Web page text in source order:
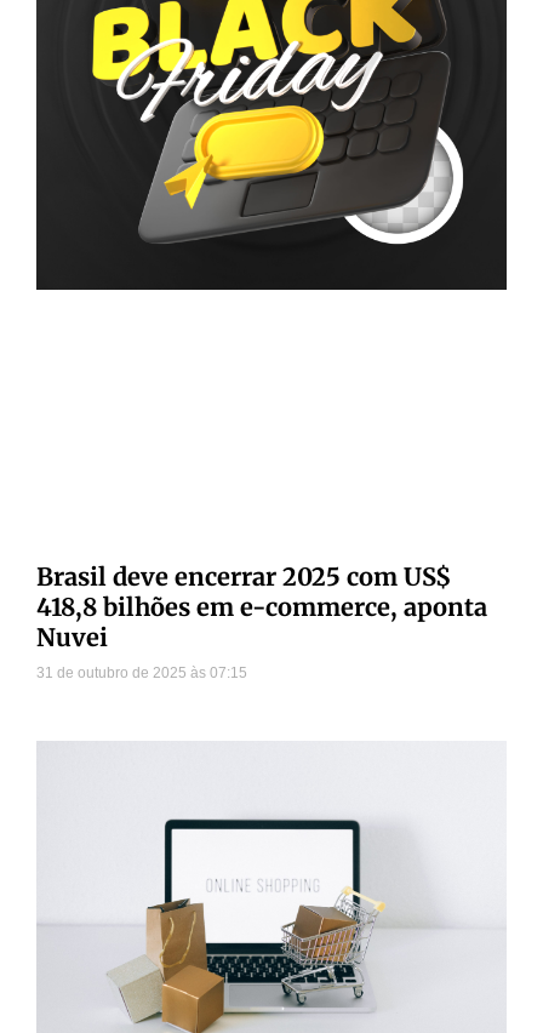
Brasil deve encerrar 2025 com US$
418,8 bilhões em e-commerce, aponta
Nuvei
31 de outubro de 2025 07:15